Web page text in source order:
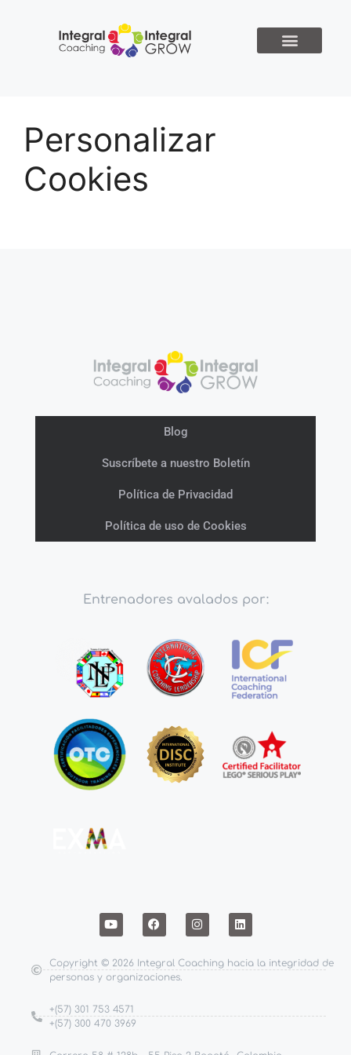
Personalizar
Cookies
Blog
Suscríbete a nuestro Boletín
Política de Privacidad
Política de uso de Cookies
Entrenadores avalados por:
Copyright © 2026 Integral Coaching hacia la integridad de
personas y organizaciones.
+(57) 301 753 4571
+(57) 300 470 3969